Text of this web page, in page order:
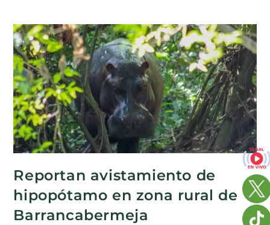
Reportan avistamiento de
hipopótamo en zona rural de
Barrancabermeja